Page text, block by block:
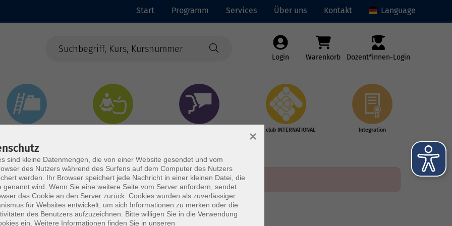
Start Programm Services Über uns Kontakt Language
Login Warenkorb Dozent*innen-Login
vhs club INTERNATIONAL Integration
sind kleine Datenmengen, die von einer Website gesendet und vom
des Nutzers während des Surfens auf dem Computer des Nutzers
werden. Ihr Browser speichert jede Nachricht in einer kleinen Datei, die
genannt wird. Wenn Sie eine weitere Seite vom Server anfordern, sendet
das Cookie an den Server zurück. Cookies wurden als zuverlässiger
für Websites entwickelt, um sich Informationen zu merken oder die
des Benutzers aufzuzeichnen. Bitte willigen Sie in die Verwendung
ein. Weitere Informationen finden Sie in unseren
×